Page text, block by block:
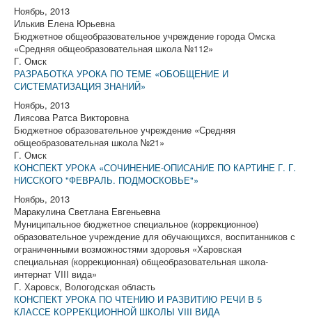
Ноябрь, 2013
Илькив Елена Юрьевна
Бюджетное общеобразовательное учреждение города Омска
«Средняя общеобразовательная школа №112»
Г. Омск
РАЗРАБОТКА УРОКА ПО ТЕМЕ «ОБОБЩЕНИЕ И
СИСТЕМАТИЗАЦИЯ ЗНАНИЙ»
Ноябрь, 2013
Лиясова Ратса Викторовна
Бюджетное образовательное учреждение «Средняя
общеобразовательная школа №21»
Г. Омск
КОНСПЕКТ УРОКА «СОЧИНЕНИЕ-ОПИСАНИЕ ПО КАРТИНЕ Г. Г.
НИССКОГО "ФЕВРАЛЬ. ПОДМОСКОВЬЕ"»
Ноябрь, 2013
Маракулина Светлана Евгеньевна
Муниципальное бюджетное специальное (коррекционное)
образовательное учреждение для обучающихся, воспитанников с
ограниченными возможностями здоровья «Харовская
специальная (коррекционная) общеобразовательная школа-
интернат VIII вида»
Г. Харовск, Вологодская область
КОНСПЕКТ УРОКА ПО ЧТЕНИЮ И РАЗВИТИЮ РЕЧИ В 5
КЛАССЕ КОРРЕКЦИОННОЙ ШКОЛЫ VIII ВИДА